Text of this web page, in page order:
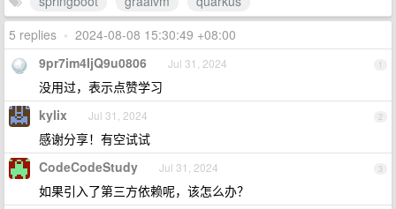
5 replies • 2024-08-08 15:30:49 +08:00
1
9pr7im4IjQ9u0806 Jul 31, 2024
没用过，表示点赞学习
2
kylix Jul 31, 2024
感谢分享！有空试试
3
CodeCodeStudy Jul 31, 2024
如果引入了第三方依赖呢，该怎么办？